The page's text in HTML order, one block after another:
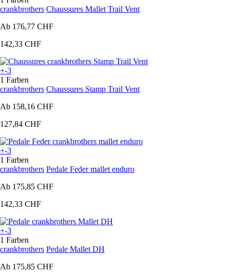
crankbrothers Chaussures Mallet Trail Vent
Ab 176,77 CHF
142,33 CHF
+-3
1 Farben
crankbrothers Chaussures Stamp Trail Vent
Ab 158,16 CHF
127,84 CHF
+-3
1 Farben
crankbrothers Pedale Feder mallet enduro
Ab 175,85 CHF
142,33 CHF
+-3
1 Farben
crankbrothers Pedale Mallet DH
Ab 175,85 CHF